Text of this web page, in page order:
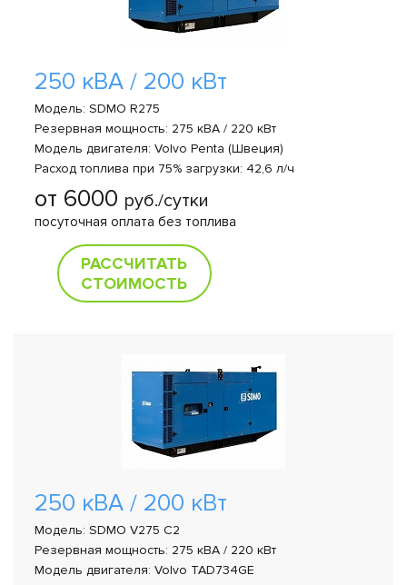
250 кВА / 200 кВт
Модель: SDMO R275
Резервная мощность: 275 кВА / 220 кВт
Модель двигателя: Volvo Penta (Швеция)
Расход топлива при 75% загрузки: 42,6 л/ч
от 6000 руб./сутки
посуточная оплата без топлива
РАССЧИТАТЬ
СТОИМОСТЬ
250 кВА / 200 кВт
Модель: SDMO V275 C2
Резервная мощность: 275 кВА / 220 кВт
Модель двигателя: Volvo TAD734GE